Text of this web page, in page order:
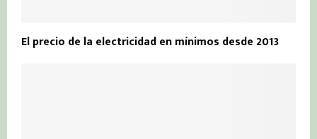
El precio de la electricidad en mínimos desde 2013